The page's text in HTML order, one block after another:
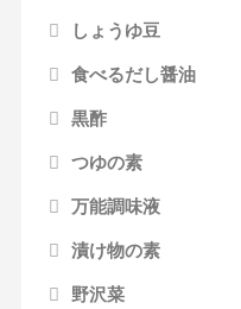
しょうゆ豆
食べるだし醤油
黒酢
つゆの素
万能調味液
漬け物の素
野沢菜